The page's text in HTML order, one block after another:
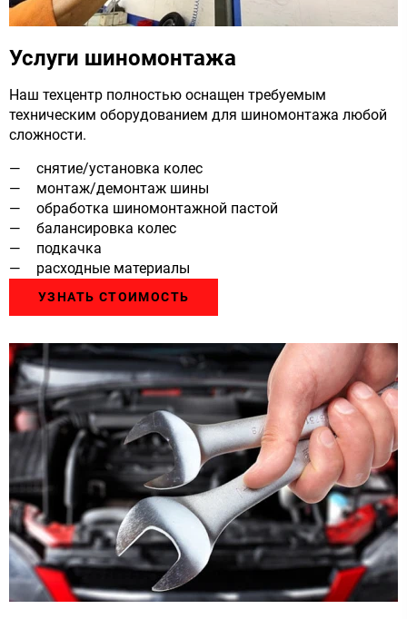
Услуги шиномонтажа
Наш техцентр полностью оснащен требуемым
техническим оборудованием для шиномонтажа любой
сложности.
снятие/установка колес
монтаж/демонтаж шины
обработка шиномонтажной пастой
балансировка колес
подкачка
расходные материалы
УЗНАТЬ СТОИМОСТЬ